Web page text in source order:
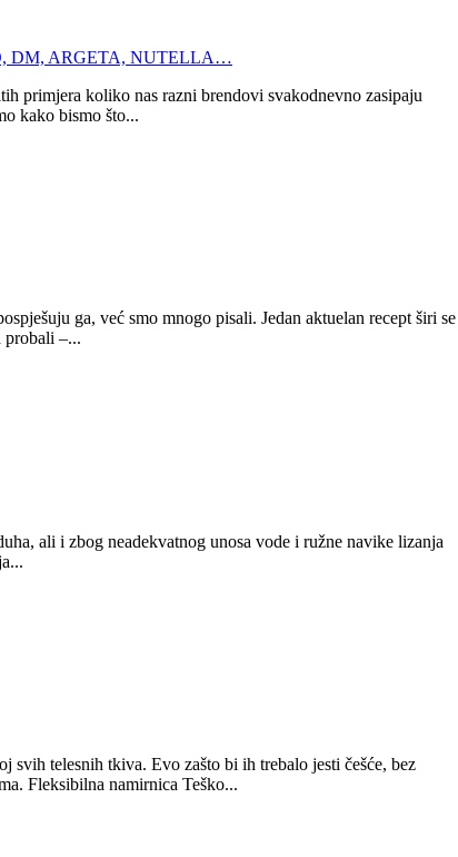
primjera koliko nas razni brendovi svakodnevno zasipaju
kako bismo što...
ga, već smo mnogo pisali. Jedan aktuelan recept širi se
probali –...
ali i zbog neadekvatnog unosa vode i ružne navike lizanja
svih telesnih tkiva. Evo zašto bi ih trebalo jesti češće, bez
Fleksibilna namirnica Teško...